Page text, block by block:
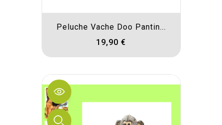
Peluche Vache Doo Pantin...
19,90 €